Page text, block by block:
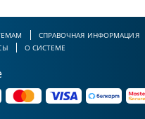
СПРАВОЧНАЯ ИНФОРМАЦИЯ
О СИСТЕМЕ